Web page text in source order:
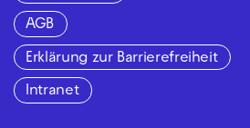
AGB
Erklärung zur Barrierefreiheit
Intranet